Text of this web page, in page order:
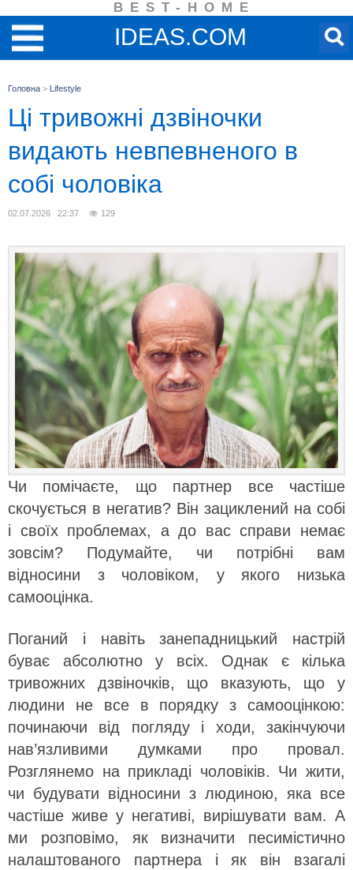
BEST-HOME
IDEAS.COM
Головна > Lifestyle
Ці тривожні дзвіночки
видають невпевненого в
собі чоловіка
02.07.2026 22:37 129
Чи помічаєте, що партнер все частіше
скочується в негатив? Він зациклений на собі
і своїх проблемах, а до вас справи немає
зовсім? Подумайте, чи потрібні вам
відносини з чоловіком, у якого низька
самооцінка.
Поганий і навіть занепадницький настрій
буває абсолютно у всіх. Однак є кілька
тривожних дзвіночків, що вказують, що у
людини не все в порядку з самооцінкою:
починаючи від погляду і ходи, закінчуючи
нав’язливими думками про провал.
Розглянемо на прикладі чоловіків. Чи жити,
чи будувати відносини з людиною, яка все
частіше живе у негативі, вирішувати вам. А
ми розповімо, як визначити песимістично
налаштованого партнера і як він взагалі